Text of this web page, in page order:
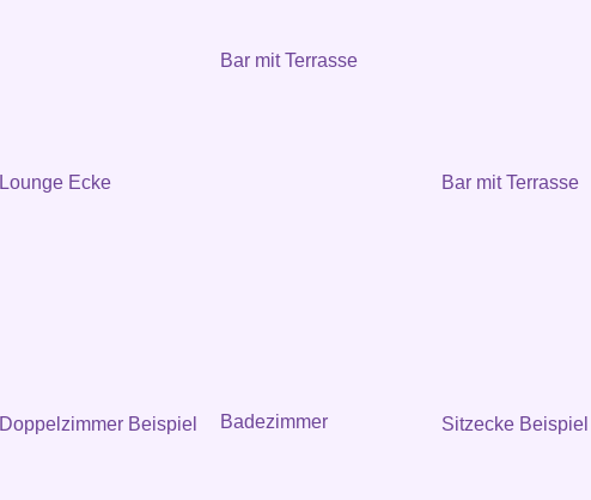
Lounge Ecke
Bar mit Terrasse
Bar mit Terrasse
Doppelzimmer Beispiel Badezimmer Sitzecke Beispiel